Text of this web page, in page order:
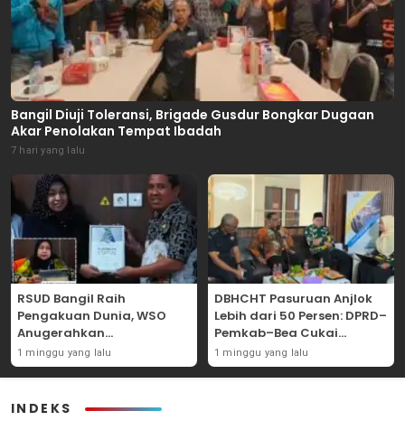
Bangil Diuji Toleransi, Brigade Gusdur Bongkar Dugaan
Akar Penolakan Tempat Ibadah
7 hari yang lalu
RSUD Bangil Raih
Pengakuan Dunia, WSO
Anugerahkan
Penghargaan
Internasional untuk
1 minggu yang lalu
DBHCHT Pasuruan Anjlok
Lebih dari 50 Persen: DPRD–
Pemkab–Bea Cukai
Perkuat Perang Melawan
Peredaran Rokok Ilegal
1 minggu yang lalu
INDEKS